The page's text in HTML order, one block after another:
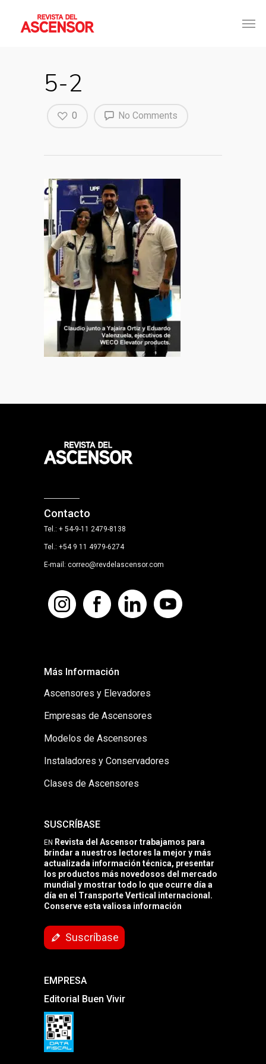
5-2
No Comments
0
Contacto
Tel.: + 54-9-11 2479-8138
Tel.: +54 9 11 4979-6274
E-mail: correo@revdelascensor.com
Más Información
Ascensores y Elevadores
Empresas de Ascensores
Modelos de Ascensores
Instaladores y Conservadores
Clases de Ascensores
SUSCRÍBASE
EN Revista del Ascensor trabajamos para
brindar a nuestros lectores la mejor y más
actualizada información técnica, presentar
los productos más novedosos del mercado
mundial y mostrar todo lo que ocurre día a
día en el Transporte Vertical internacional.
Conserve esta valiosa información
Suscríbase
EMPRESA
Editorial Buen Vivir